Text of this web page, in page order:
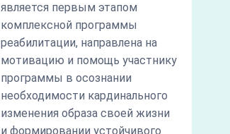
является первым этапом
комплексной программы
реабилитации, направлена на
мотивацию и помощь участнику
программы в осознании
необходимости кардинального
изменения образа своей жизни
и формировании устойчивого